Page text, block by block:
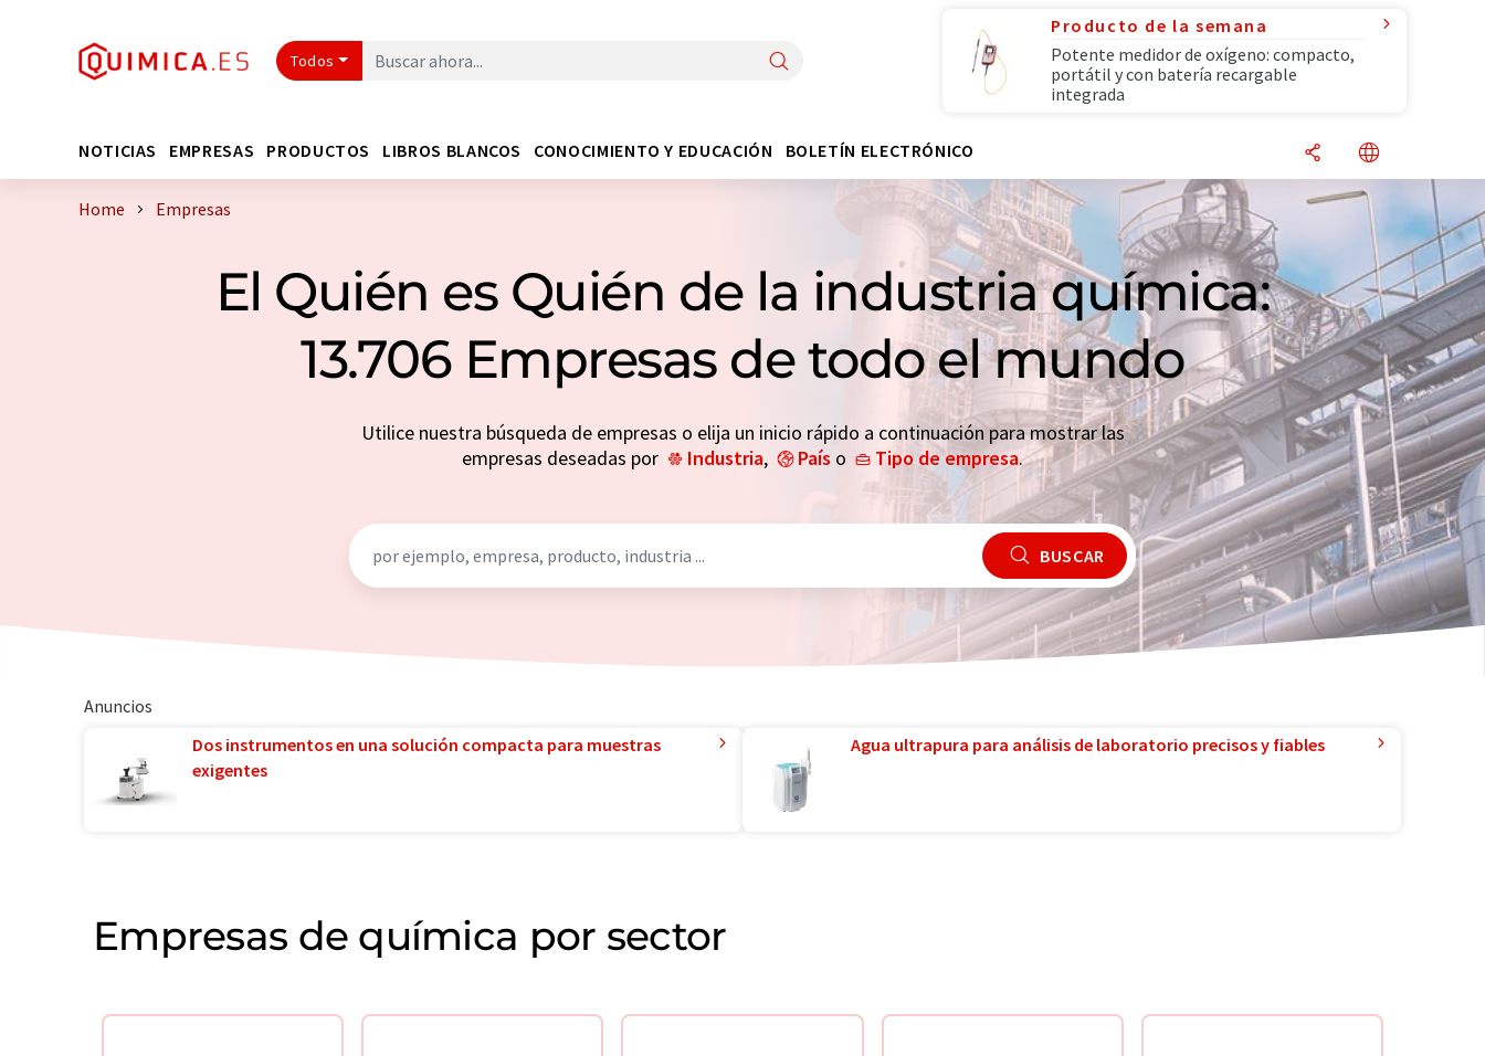
Todos
Producto de la semana
Potente medidor de oxígeno: compacto,
portátil y con batería recargable
integrada
NOTICIAS EMPRESAS PRODUCTOS LIBROS BLANCOS CONOCIMIENTO Y EDUCACIÓN BOLETÍN ELECTRÓNICO
Home Empresas
El Quién es Quién de la industria química:
13.706 Empresas de todo el mundo
Utilice nuestra búsqueda de empresas o elija un inicio rápido a continuación para mostrar las
empresas deseadas por
Industria, País o Tipo de empresa.
BUSCAR
Anuncios
Dos instrumentos en una solución compacta para muestras
exigentes
Agua ultrapura para análisis de laboratorio precisos y fiables
Empresas de química por sector